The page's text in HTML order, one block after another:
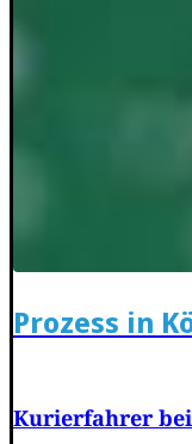
Prozess in
Kurierfahrer